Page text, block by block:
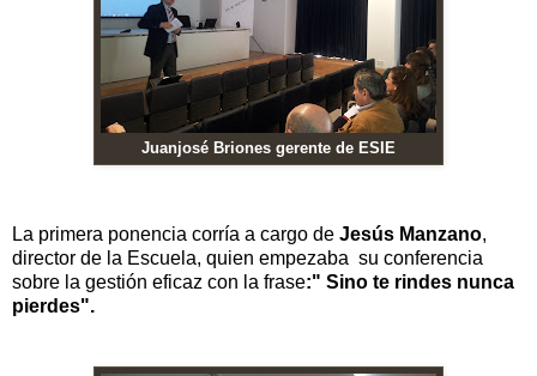
Juanjosé Briones gerente de ESIE
La primera ponencia corría a cargo de Jesús Manzano,
director de la Escuela, quien empezaba su conferencia
sobre la gestión eficaz con la frase:" Sino te rindes nunca
pierdes".